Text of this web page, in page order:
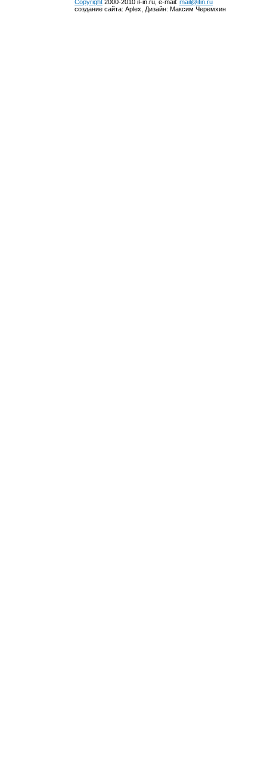
Copyright 2000-2010 iFin.ru, e-mail: mail@ifin.ru
создание сайта: Aplex, Дизайн: Максим Черемхин